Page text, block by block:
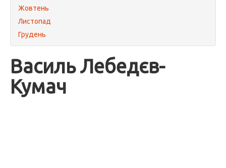
Жовтень
Листопад
Грудень
Василь Лебедєв-
Кумач